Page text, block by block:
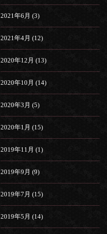
2021年6月 (3)
2021年4月 (12)
2020年12月 (13)
2020年10月 (14)
2020年3月 (5)
2020年1月 (15)
2019年11月 (1)
2019年9月 (9)
2019年7月 (15)
2019年5月 (14)